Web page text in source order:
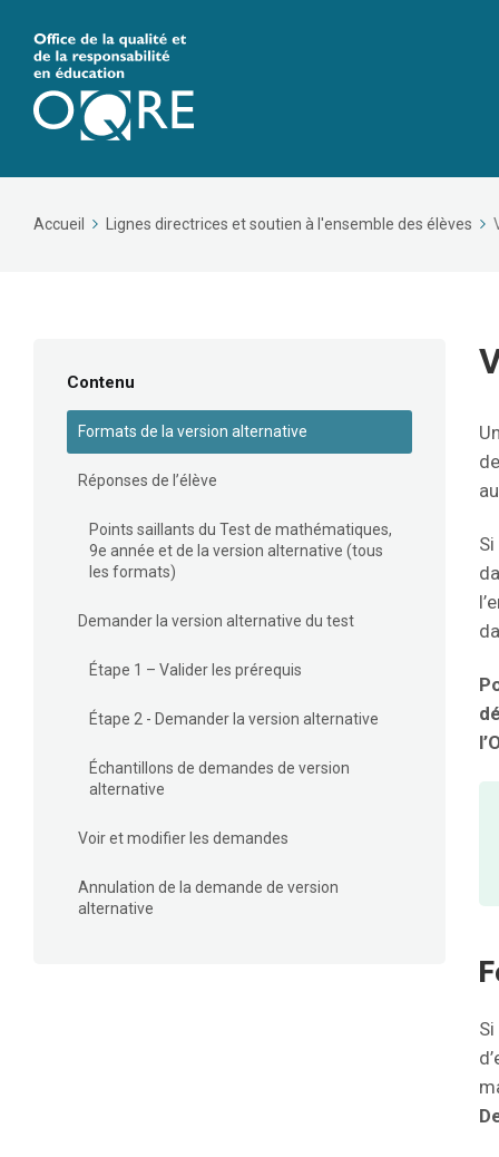
Accueil Lignes directrices et soutien à l'ensemble des élèves
Contenu
Formats de la version alternative
Réponses de l’élève
Points saillants du Test de mathématiques,
9e année et de la version alternative (tous
les formats)
Demander la version alternative du test
Étape 1 – Valider les prérequis
Étape 2 - Demander la version alternative
Échantillons de demandes de version
alternative
Voir et modifier les demandes
Annulation de la demande de version
alternative